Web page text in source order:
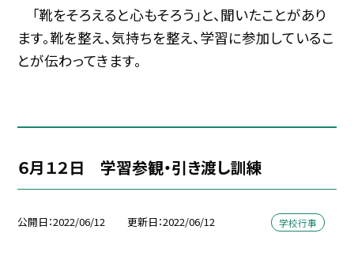
「靴をそろえると心もそろう」と、聞いたことがあり
ます。靴を整え、気持ちを整え、学習に参加しているこ
とが伝わってきます。
６月１２日 学習参観・引き渡し訓練
公開日 2022/06/12 更新日 2022/06/12 学校行事